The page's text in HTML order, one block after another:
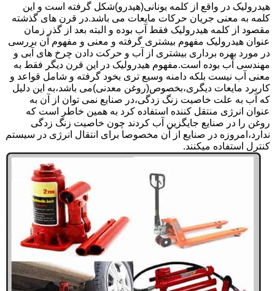
هیدرولیک در واقع از کلمه یونانی(هیدرو)شکل گرفته است و این
کلمه به معنی جریان حرکات مایعات می باشد.در قرن های گذشته
مقصود از کلمه هیدرولیک فقط آب بوده و البته بعد از گذر زمان
عنوان هیدرولیک مفهوم بیشتری گرفته و معنی و مفهوم آن بررسی
در مورد بهره برداری بیشتری از آب و حرکت دادن چرخ های آبی و
مهندسی آب بوده است.مفهوم هیدرولیک در این قرن دیگر فقط به
معنی آب نیست بلکه دامنه وسیع تری بخود گرفته و شامل قواعد و
کاربرد مایعات دیگری،بخصوص(روغن معدنی)می باشد،به این دلیل
که آب به علت خاصیت زنگ زدگی،در صنایع نمی توان از آن به
عنوان انرژی منتقل کننده استفاده کرد به همین خاطر است که
روغن را در صنایع جایگزین آب کردند چون خاصیت زنگ زدگی
ندارد،امروزه در صنایع از آن مخصوصا برای انتقال انرژی در سیستم
کنترل استفاده میکنند.